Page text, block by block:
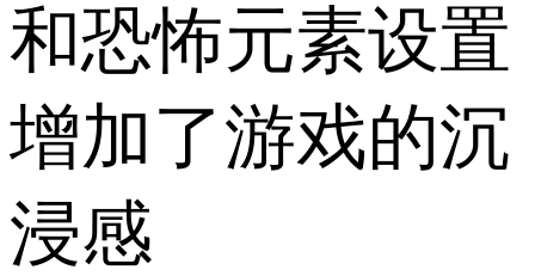
和恐怖元素设置
增加了游戏的沉
浸感